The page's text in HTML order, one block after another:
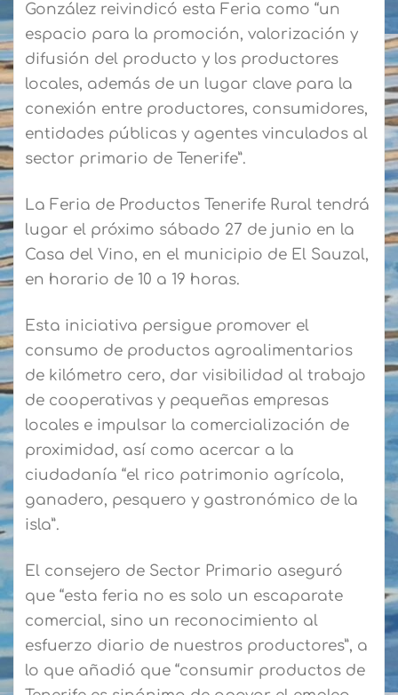
González reivindicó esta Feria como “un
espacio para la promoción, valorización y
difusión del producto y los productores
locales, además de un lugar clave para la
conexión entre productores, consumidores,
entidades públicas y agentes vinculados al
sector primario de Tenerife”.
La Feria de Productos Tenerife Rural tendrá
lugar el próximo sábado 27 de junio en la
Casa del Vino, en el municipio de El Sauzal,
en horario de 10 a 19 horas.
Esta iniciativa persigue promover el
consumo de productos agroalimentarios
de kilómetro cero, dar visibilidad al trabajo
de cooperativas y pequeñas empresas
locales e impulsar la comercialización de
proximidad, así como acercar a la
ciudadanía “el rico patrimonio agrícola,
ganadero, pesquero y gastronómico de la
isla”.
El consejero de Sector Primario aseguró
que “esta feria no es solo un escaparate
comercial, sino un reconocimiento al
esfuerzo diario de nuestros productores”, a
lo que añadió que “consumir productos de